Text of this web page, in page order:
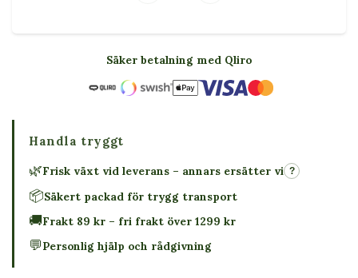
Säker betalning med Qliro
Handla tryggt
🌿Frisk växt vid leverans – annars ersätter vi ?
📦Säkert packad för trygg transport
🚚Frakt 89 kr – fri frakt över 1299 kr
💬Personlig hjälp och rådgivning